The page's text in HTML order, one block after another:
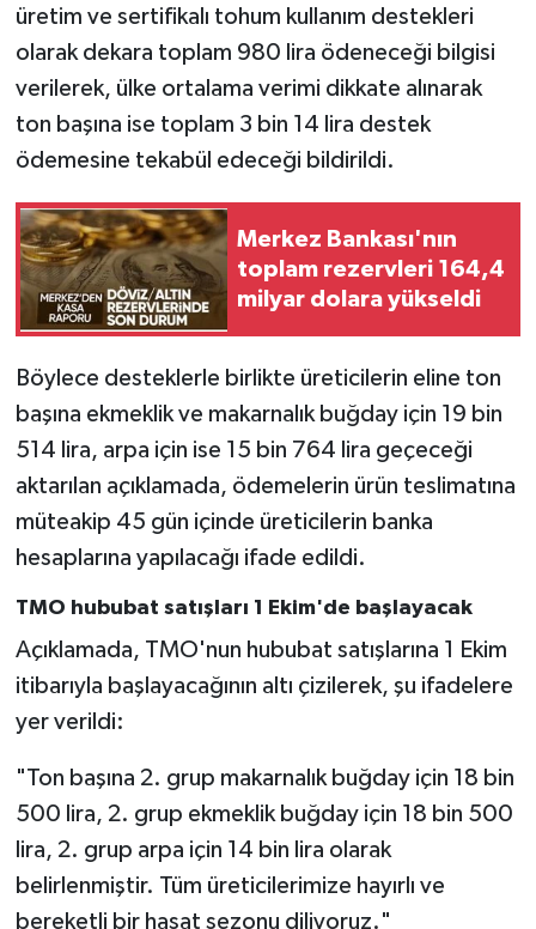
üretim ve sertifikalı tohum kullanım destekleri
olarak dekara toplam 980 lira ödeneceği bilgisi
verilerek, ülke ortalama verimi dikkate alınarak
ton başına ise toplam 3 bin 14 lira destek
ödemesine tekabül edeceği bildirildi.
Merkez Bankası'nın
toplam rezervleri 164,4
milyar dolara yükseldi
Böylece desteklerle birlikte üreticilerin eline ton
başına ekmeklik ve makarnalık buğday için 19 bin
514 lira, arpa için ise 15 bin 764 lira geçeceği
aktarılan açıklamada, ödemelerin ürün teslimatına
müteakip 45 gün içinde üreticilerin banka
hesaplarına yapılacağı ifade edildi.
TMO hububat satışları 1 Ekim'de başlayacak
Açıklamada, TMO'nun hububat satışlarına 1 Ekim
itibarıyla başlayacağının altı çizilerek, şu ifadelere
yer verildi:
"Ton başına 2. grup makarnalık buğday için 18 bin
500 lira, 2. grup ekmeklik buğday için 18 bin 500
lira, 2. grup arpa için 14 bin lira olarak
belirlenmiştir. Tüm üreticilerimize hayırlı ve
bereketli bir hasat sezonu diliyoruz."